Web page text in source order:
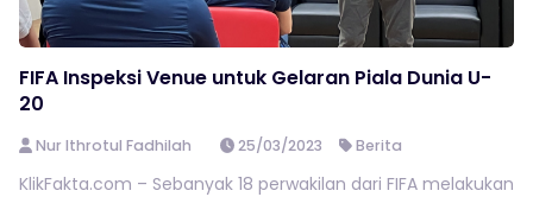
FIFA Inspeksi Venue untuk Gelaran Piala Dunia U-
20
Nur Ithrotul Fadhilah 25/03/2023 Berita
KlikFakta.com – Sebanyak 18 perwakilan dari FIFA melakukan